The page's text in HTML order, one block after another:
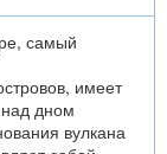
самый
имеет
дном
вулкана